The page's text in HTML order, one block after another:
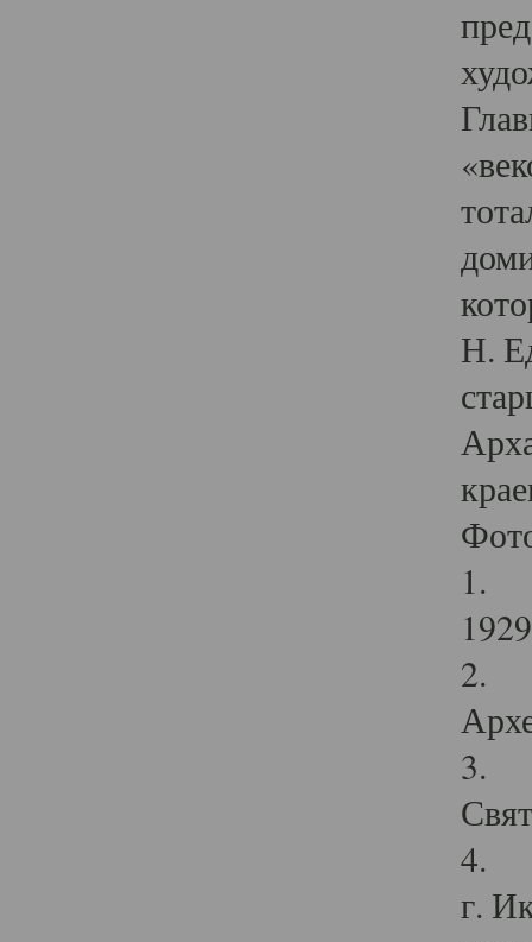
Н.
1.
2.
3.
4.
г.